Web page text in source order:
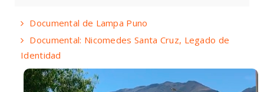
Documental de Lampa Puno
Documental: Nicomedes Santa Cruz, Legado de
Identidad